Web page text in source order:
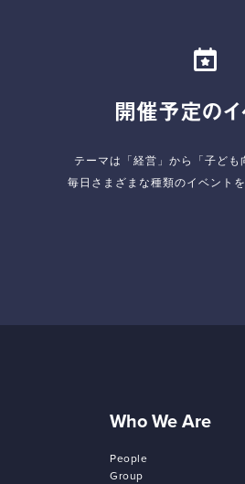
開催予定のイ
テーマは「経営」から「子ども
毎日さまざまな種類のイベント
Who We Are
People
Group